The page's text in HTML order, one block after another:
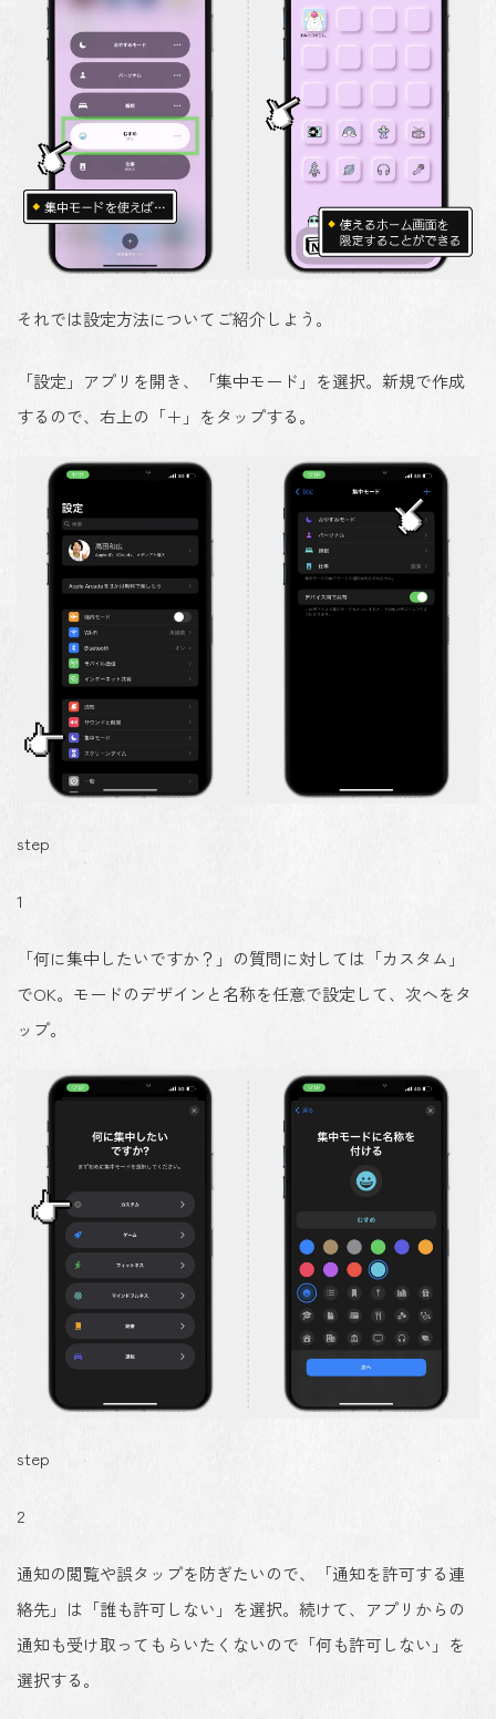
それでは設定方法についてご紹介しよう。
「設定」アプリを開き、「集中モード」を選択。新規で作成
するので、右上の「＋」をタップする。
step
1
「何に集中したいですか？」の質問に対しては「カスタム」
でOK。モードのデザインと名称を任意で設定して、 次へをタ
ップ。
step
2
通知の閲覧や誤タップを防ぎたいので、「通知を許可する連
絡先」は「誰も許可しない」を選択。続けて、アプリからの
通知も受け取ってもらいたくないので「何も許可しない」を
選択する。